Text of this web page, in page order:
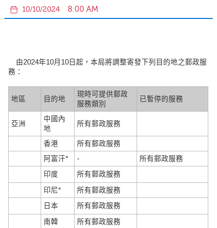
10/10/2024 8:00 AM
由2024年10月10日起，本局將調整寄發下列目的地之郵政服
務：
地區 目的地
現時可提供郵政
服務類別
已暫停的服務
亞洲
中國內
地
所有郵政服務
香港
所有郵政服務
阿富汗*
-
所有郵政服務
印度
所有郵政服務
印尼*
所有郵政服務
日本
所有郵政服務
南韓
所有郵政服務